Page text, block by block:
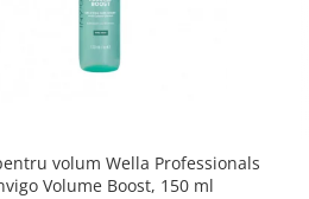
volum Wella Professionals
Volume Boost, 150 ml